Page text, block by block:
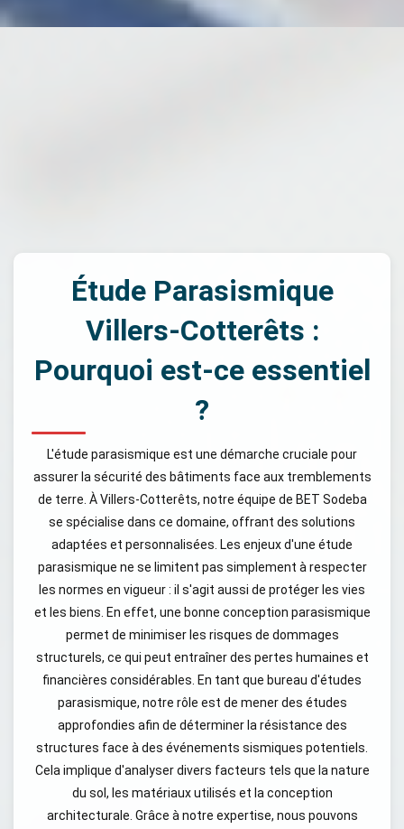
Étude Parasismique
Villers-Cotterêts :
Pourquoi est-ce essentiel
?
L'étude parasismique est une démarche cruciale pour
assurer la sécurité des bâtiments face aux tremblements
de terre. À Villers-Cotterêts, notre équipe de BET Sodeba
se spécialise dans ce domaine, offrant des solutions
adaptées et personnalisées. Les enjeux d'une étude
parasismique ne se limitent pas simplement à respecter
les normes en vigueur : il s'agit aussi de protéger les vies
et les biens. En effet, une bonne conception parasismique
permet de minimiser les risques de dommages
structurels, ce qui peut entraîner des pertes humaines et
financières considérables. En tant que bureau d'études
parasismique, notre rôle est de mener des études
approfondies afin de déterminer la résistance des
structures face à des événements sismiques potentiels.
Cela implique d'analyser divers facteurs tels que la nature
du sol, les matériaux utilisés et la conception
architecturale. Grâce à notre expertise, nous pouvons